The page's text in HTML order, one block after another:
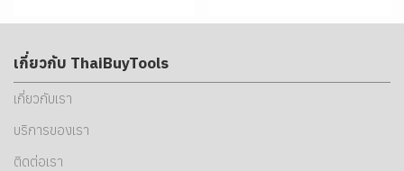
เกี่ยวกับ ThaiBuyTools
เกี่ยวกับเรา
บริการของเรา
ติดต่อเรา